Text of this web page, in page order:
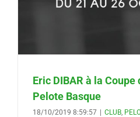
Eric DIBAR à la Coupe
Pelote Basque
18/10/2019 8:59:57 | CLUB